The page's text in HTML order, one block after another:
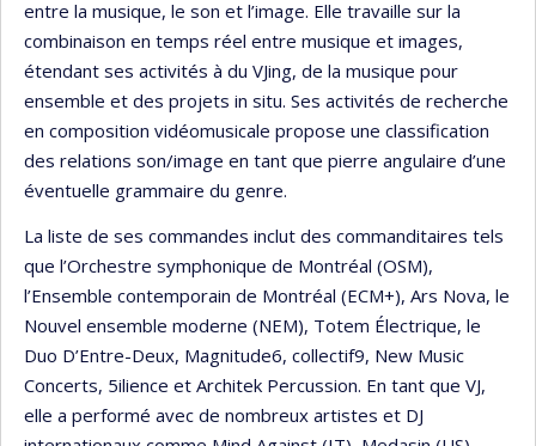
entre la musique, le son et l’image. Elle travaille sur la
combinaison en temps réel entre musique et images,
étendant ses activités à du VJing, de la musique pour
ensemble et des projets in situ. Ses activités de recherche
en composition vidéomusicale propose une classification
des relations son/image en tant que pierre angulaire d’une
éventuelle grammaire du genre.
La liste de ses commandes inclut des commanditaires tels
que l’Orchestre symphonique de Montréal (OSM),
l’Ensemble contemporain de Montréal (ECM+), Ars Nova, le
Nouvel ensemble moderne (NEM), Totem Électrique, le
Duo D’Entre-Deux, Magnitude6, collectif9, New Music
Concerts, 5ilience et Architek Percussion. En tant que VJ,
elle a performé avec de nombreux artistes et DJ